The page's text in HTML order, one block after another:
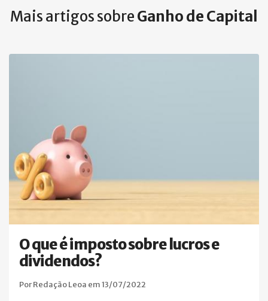
Mais artigos sobreGanho de Capital
O que é imposto sobre lucros e
dividendos?
Por Redação Leoa em 13/07/2022